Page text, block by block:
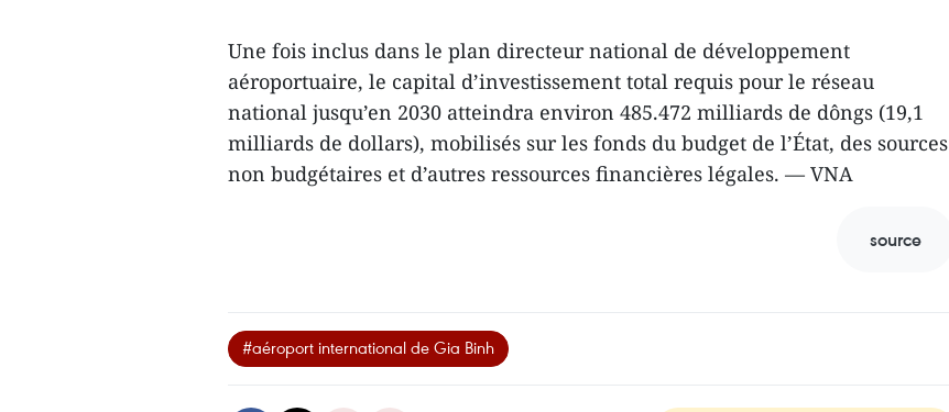
Une fois inclus dans le plan directeur national de développement
aéroportuaire, le capital d’investissement total requis pour le réseau
national jusqu’en 2030 atteindra environ 485.472 milliards de dôngs (19,1
milliards de dollars), mobilisés sur les fonds du budget de l’État, des sources
non budgétaires et d’autres ressources financières légales. — VNA
source
#aéroport international de Gia Binh